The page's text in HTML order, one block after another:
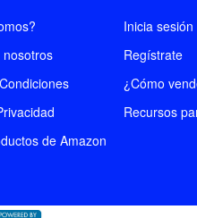
de Amazon
Inicia sesión
Regístrate
¿Cómo
Recursos